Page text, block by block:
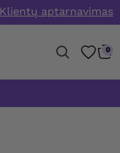
Klientų aptarnavimas
0